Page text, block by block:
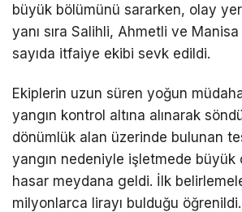
büyük bölümünü sararken, olay
yanı sıra Salihli, Ahmetli ve
sayıda itfaiye ekibi sevk edildi.
Ekiplerin uzun süren yoğun
yangın kontrol altına alınarak
dönümlük alan üzerinde bulunan
yangın nedeniyle işletmede büyük
hasar meydana geldi. İlk
milyonlarca lirayı bulduğu öğrenildi.